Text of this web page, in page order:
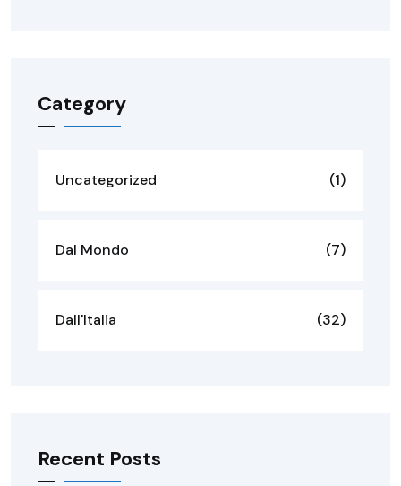
Category
Uncategorized (1)
Dal Mondo (7)
Dall'Italia (32)
Recent Posts